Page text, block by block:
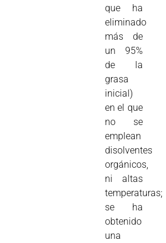
que ha
eliminado
más de
un 95%
de la
grasa
inicial)
en el que
no se
emplean
disolventes
orgánicos,
ni altas
temperaturas;
se ha
obtenido
una